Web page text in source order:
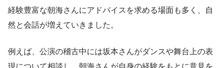
経験豊富な朝海さんにアドバイスを求める場面も多く、自
然と会話が増えていきました。
例えば、公演の稽古中には坂本さんがダンスや舞台上の表
現について相談し、朝海さんが自身の経験をもとに意見を